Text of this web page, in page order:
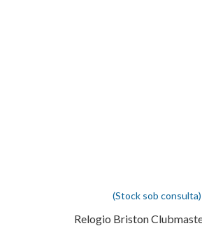
(Stock sob consulta)
Relogio Briston